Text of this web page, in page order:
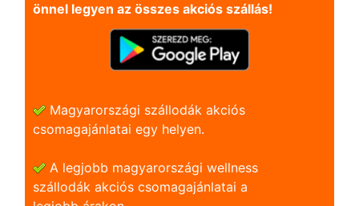
önnel legyen az összes akciós szállás!
Magyarországi szállodák akciós
csomagajánlatai egy helyen.
A legjobb magyarországi wellness
szállodák akciós csomagajánlatai a